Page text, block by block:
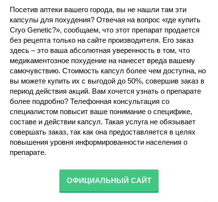
Посетив аптеки вашего города, вы не нашли там эти
капсулы для похудения? Отвечая на вопрос «где купить
Cryo Genetic?», сообщаем, что этот препарат продается
без рецепта только на сайте производителя. Его заказ
здесь – это ваша абсолютная уверенность в том, что
медикаментозное похудение на нанесет вреда вашему
самочувствию. Стоимость капсул более чем доступна, но
вы можете купить их с выгодой до 50%, совершив заказ в
период действия акций. Вам хочется узнать о препарате
более подробно? Телефонная консультация со
специалистом повысит ваше понимание о специфике,
составе и действии капсул. Такая услуга не обязывает
совершать заказ, так как она предоставляется в целях
повышения уровня информированности населения о
препарате.
ОФИЦИАЛЬНЫЙ САЙТ